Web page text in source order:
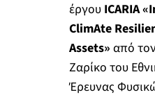
έργου ICARIA
ClimAte
Assets» από
Ζαρίκο του
Έρευνας